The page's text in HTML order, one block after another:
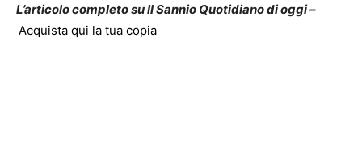
L’articolo completo su Il Sannio Quotidiano di oggi –
Acquista qui la tua copia